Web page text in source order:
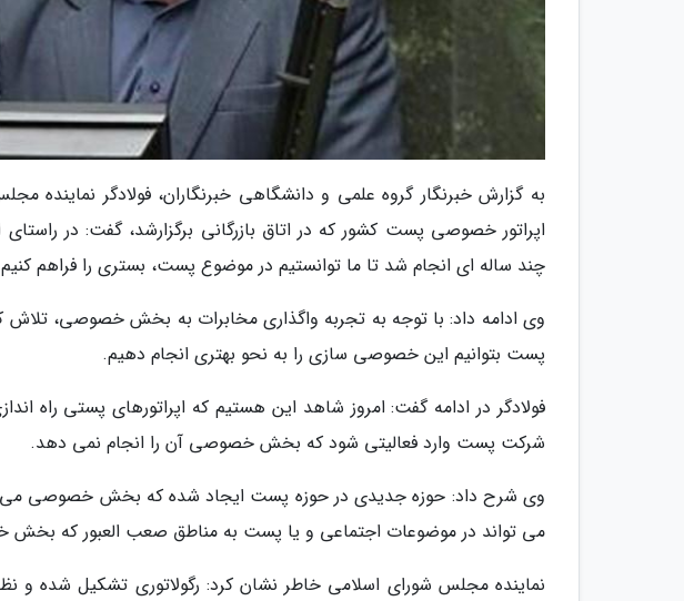
به گزارش خبرنگار گروه علمی و دانشگاهی خبرنگاران، فولادگر نماینده
چند ساله ای انجام شد تا ما توانستیم در موضوع پست، بستری را فراهم
وی ادامه داد: با توجه به تجربه واگذاری مخابرات به بخش خصوصی،
پست بتوانیم این خصوصی سازی را به نحو بهتری انجام دهیم.
فولادگر در ادامه گفت: امروز شاهد این هستیم که اپراتورهای پستی راه
شرکت پست وارد فعالیتی شود که بخش خصوصی آن را انجام نمی دهد.
وی شرح داد: حوزه جدیدی در حوزه پست ایجاد شده که بخش خصوصی می
می تواند در موضوعات اجتماعی و یا پست به مناطق صعب العبور که بخش
نماینده مجلس شورای اسلامی خاطر نشان کرد: رگولاتوری تشکیل شده و